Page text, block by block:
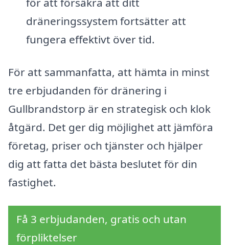
dräneringssystem fortsätter att
fungera effektivt över tid.
För att sammanfatta, att hämta in minst
tre erbjudanden för dränering i
Gullbrandstorp är en strategisk och klok
åtgärd. Det ger dig möjlighet att jämföra
företag, priser och tjänster och hjälper
dig att fatta det bästa beslutet för din
fastighet.
Få 3 erbjudanden, gratis och utan
förpliktelser